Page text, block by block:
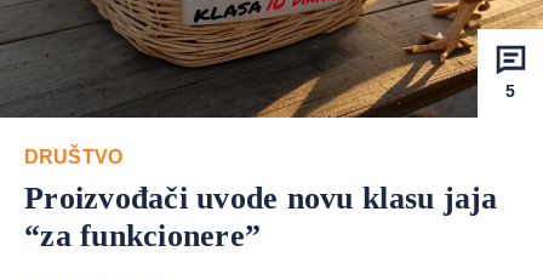
5
DRUŠTVO
Proizvođači uvode novu klasu jaja
“za funkcionere”